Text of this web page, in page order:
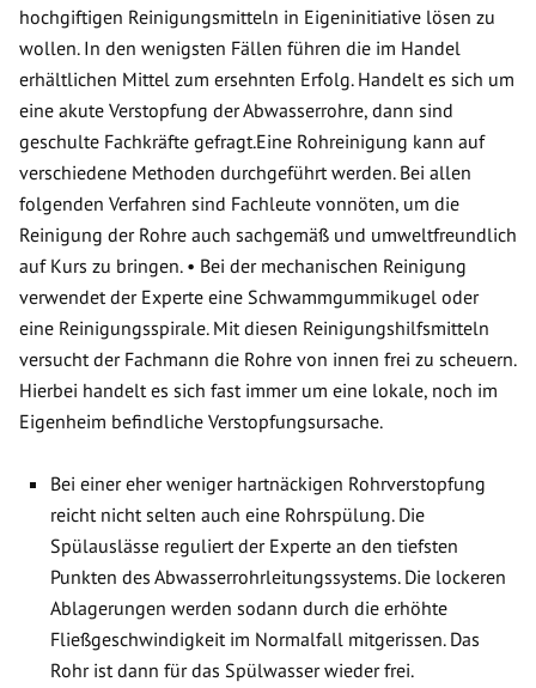
hochgiftigen Reinigungsmitteln in Eigeninitiative lösen zu
wollen. In den wenigsten Fällen führen die im Handel
erhältlichen Mittel zum ersehnten Erfolg. Handelt es sich um
eine akute Verstopfung der Abwasserrohre, dann sind
geschulte Fachkräfte gefragt.Eine Rohreinigung kann auf
verschiedene Methoden durchgeführt werden. Bei allen
folgenden Verfahren sind Fachleute vonnöten, um die
Reinigung der Rohre auch sachgemäß und umweltfreundlich
auf Kurs zu bringen. • Bei der mechanischen Reinigung
verwendet der Experte eine Schwammgummikugel oder
eine Reinigungsspirale. Mit diesen Reinigungshilfsmitteln
versucht der Fachmann die Rohre von innen frei zu scheuern.
Hierbei handelt es sich fast immer um eine lokale, noch im
Eigenheim befindliche Verstopfungsursache.
Bei einer eher weniger hartnäckigen Rohrverstopfung
reicht nicht selten auch eine Rohrspülung. Die
Spülauslässe reguliert der Experte an den tiefsten
Punkten des Abwasserrohrleitungssystems. Die lockeren
Ablagerungen werden sodann durch die erhöhte
Fließgeschwindigkeit im Normalfall mitgerissen. Das
Rohr ist dann für das Spülwasser wieder frei.